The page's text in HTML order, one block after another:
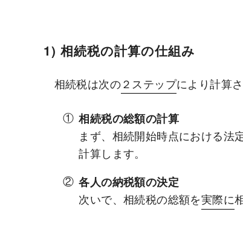
1) 相続税の計算の仕組み
相続税は次の ２ステップにより計算さ
相続税の総額の計算
まず、相続開始時点における法
計算します。
各人の納税額の決定
次いで、相続税の総額を実際に